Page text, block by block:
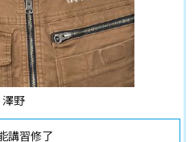
澤野
講習修了